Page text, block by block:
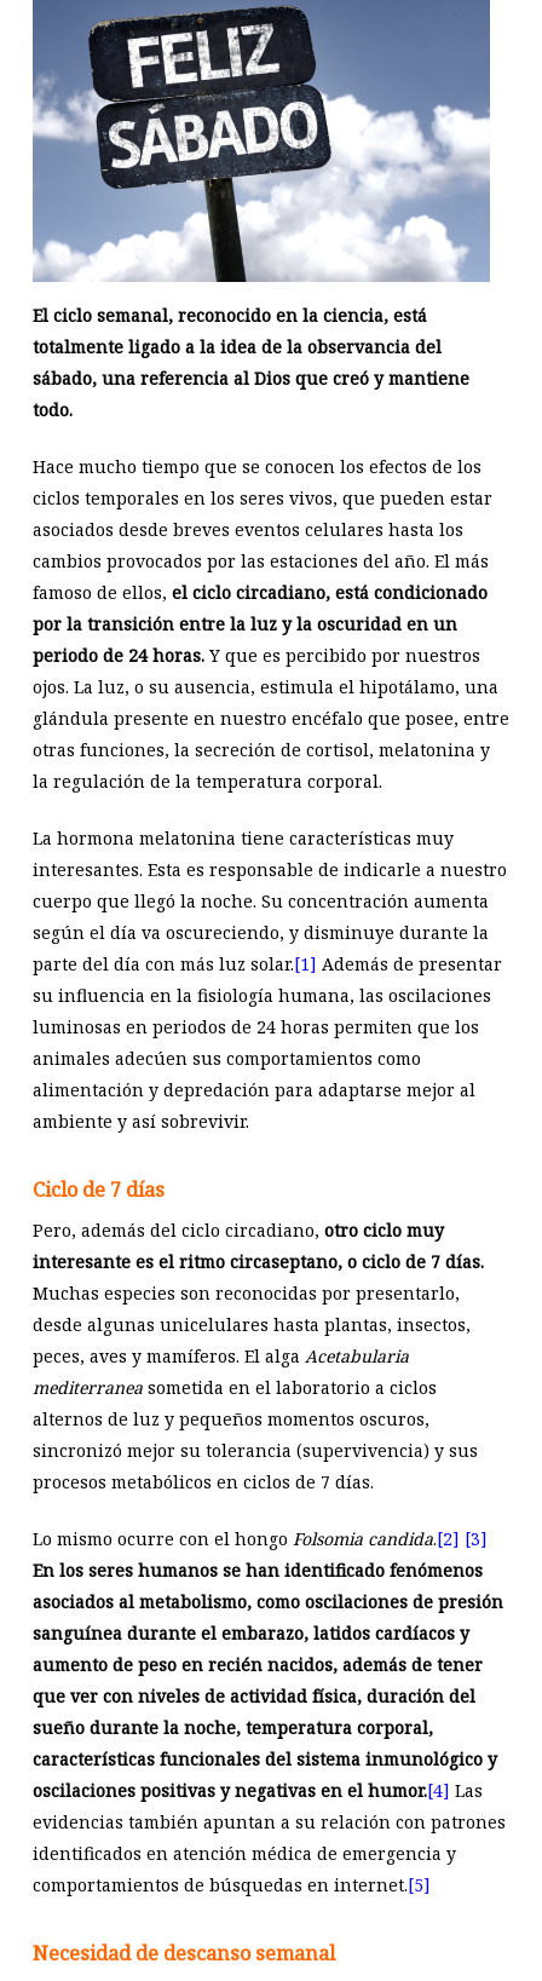
El ciclo semanal, reconocido en la ciencia, está
totalmente ligado a la idea de la observancia del
sábado, una referencia al Dios que creó y mantiene
todo.
Hace mucho tiempo que se conocen los efectos de los
ciclos temporales en los seres vivos, que pueden estar
asociados desde breves eventos celulares hasta los
cambios provocados por las estaciones del año. El más
famoso de ellos, el ciclo circadiano, está condicionado
por la transición entre la luz y la oscuridad en un
periodo de 24 horas.Y que es percibido por nuestros
ojos. La luz, o su ausencia, estimula el hipotálamo, una
glándula presente en nuestro encéfalo que posee, entre
otras funciones, la secreción de cortisol, melatonina y
la regulación de la temperatura corporal.
La hormona melatonina tiene características muy
interesantes. Esta es responsable de indicarle a nuestro
cuerpo que llegó la noche. Su concentración aumenta
según el día va oscureciendo, y disminuye durante la
parte del día con más luz solar.[1] Además de presentar
su influencia en la fisiología humana, las oscilaciones
luminosas en periodos de 24 horas permiten que los
animales adecúen sus comportamientos como
alimentación y depredación para adaptarse mejor al
ambiente y así sobrevivir.
Ciclo de 7 días
Pero, además del ciclo circadiano, otro ciclo muy
interesante es el ritmo circaseptano, o ciclo de 7 días.
Muchas especies son reconocidas por presentarlo,
desde algunas unicelulares hasta plantas, insectos,
peces, aves y mamíferos. El alga Acetabularia
mediterraneasometida en el laboratorio a ciclos
alternos de luz y pequeños momentos oscuros,
sincronizó mejor su tolerancia (supervivencia) y sus
procesos metabólicos en ciclos de 7 días.
Lo mismo ocurre con el hongo Folsomia candida.[2] [3]
En los seres humanos se han identificado fenómenos
asociados al metabolismo, como oscilaciones de presión
sanguínea durante el embarazo, latidos cardíacos y
aumento de peso en recién nacidos, además de tener
que ver con niveles de actividad física, duración del
sueño durante la noche, temperatura corporal,
características funcionales del sistema inmunológico y
oscilaciones positivas y negativas en el humor.[4] Las
evidencias también apuntan a su relación con patrones
identificados en atención médica de emergencia y
comportamientos de búsquedas en internet.[5]
Necesidad de descanso semanal